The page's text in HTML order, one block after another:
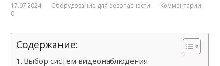
17.07.2024 Оборудование для безопасности
Комментарии:
0
Содержание:
Выбор систем видеонаблюдения